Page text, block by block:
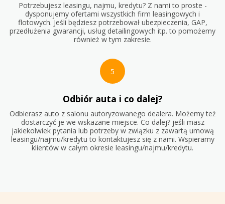
Potrzebujesz leasingu, najmu, kredytu? Z nami to proste -
dysponujemy ofertami wszystkich firm leasingowych i
flotowych. Jeśli będziesz potrzebował ubezpieczenia, GAP,
przedłużenia gwarancji, usług detailingowych itp. to pomożemy
również w tym zakresie.
5
Odbiór auta i co dalej?
Odbierasz auto z salonu autoryzowanego dealera. Możemy też
dostarczyć je we wskazane miejsce. Co dalej? jeśli masz
jakiekolwiek pytania lub potrzeby w związku z zawartą umową
leasingu/najmu/kredytu to kontaktujesz się z nami. Wspieramy
klientów w całym okresie leasingu/najmu/kredytu.